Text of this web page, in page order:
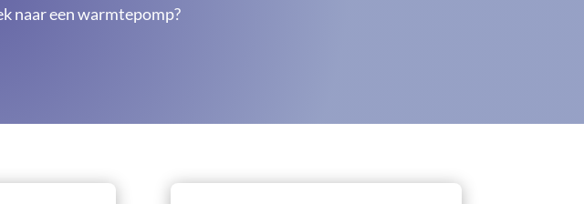
naar een warmtepomp?